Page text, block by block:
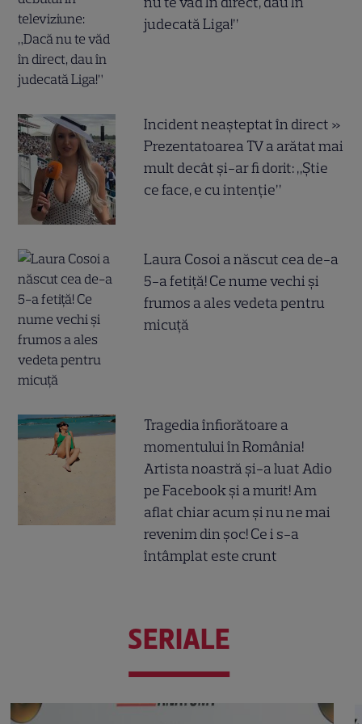
judecată Liga!”
Incident neașteptat în direct »
Prezentatoarea TV a arătat mai
mult decât și-ar fi dorit: „Știe
ce face, e cu intenție”
Laura Cosoi a născut cea de-a
5-a fetiță! Ce nume vechi și
frumos a ales vedeta pentru
micuță
Tragedia înfiorătoare a
momentului în România!
Artista noastră și-a luat Adio
pe Facebook și a murit! Am
aflat chiar acum și nu ne mai
revenim din șoc! Ce i s-a
întâmplat este crunt
SERIALE